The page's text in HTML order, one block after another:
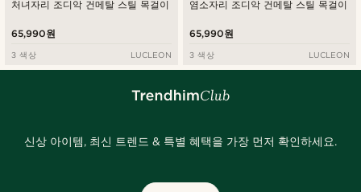
처녀자리 조디악 건메탈 스틸 목걸이
65,990원
3 색상 LUCLEON
염소자리 조디악 건메탈 스틸 목걸이
65,990원
3 색상 LUCLEON
신상 아이템, 최신 트렌드 & 특별 혜택을 가장 먼저 확인하세요.